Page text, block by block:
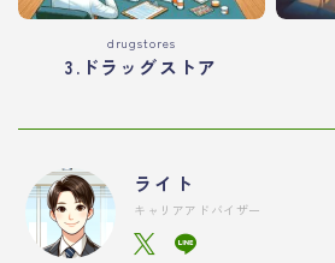
drugstores
3.ドラッグストア
ライト
キャリアアドバイザー